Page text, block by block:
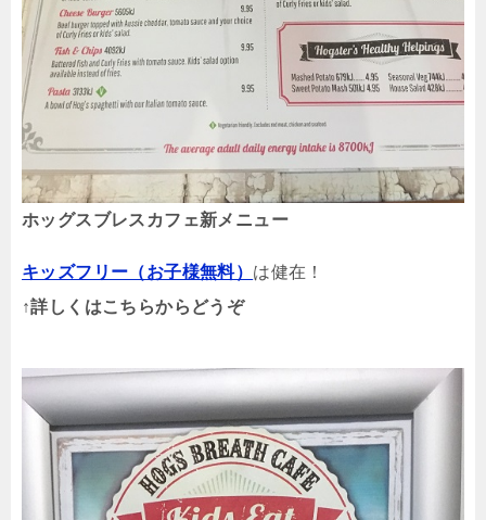
ホッグスブレスカフェ新メニュー
キッズフリー（お子様無料） は健在！
↑詳しくはこちらからどうぞ